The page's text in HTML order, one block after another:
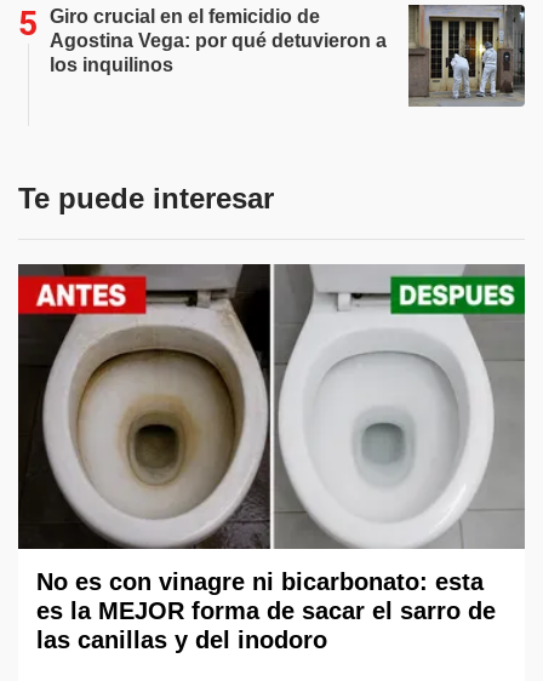
Giro crucial en el femicidio de
Agostina Vega: por qué detuvieron a
los inquilinos
Te puede interesar
No es con vinagre ni bicarbonato: esta
es la MEJOR forma de sacar el sarro de
las canillas y del inodoro